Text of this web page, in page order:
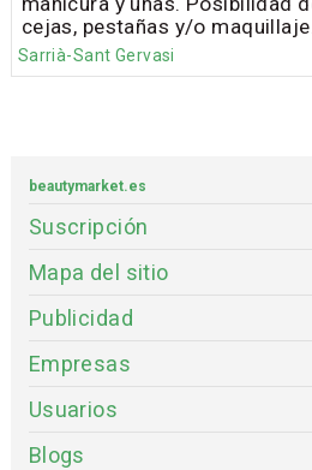
cejas, pestañas y/o
Sarrià-Sant Gervasi
beautymarket.es
Suscripción
Mapa del sitio
Publicidad
Empresas
Usuarios
Blogs